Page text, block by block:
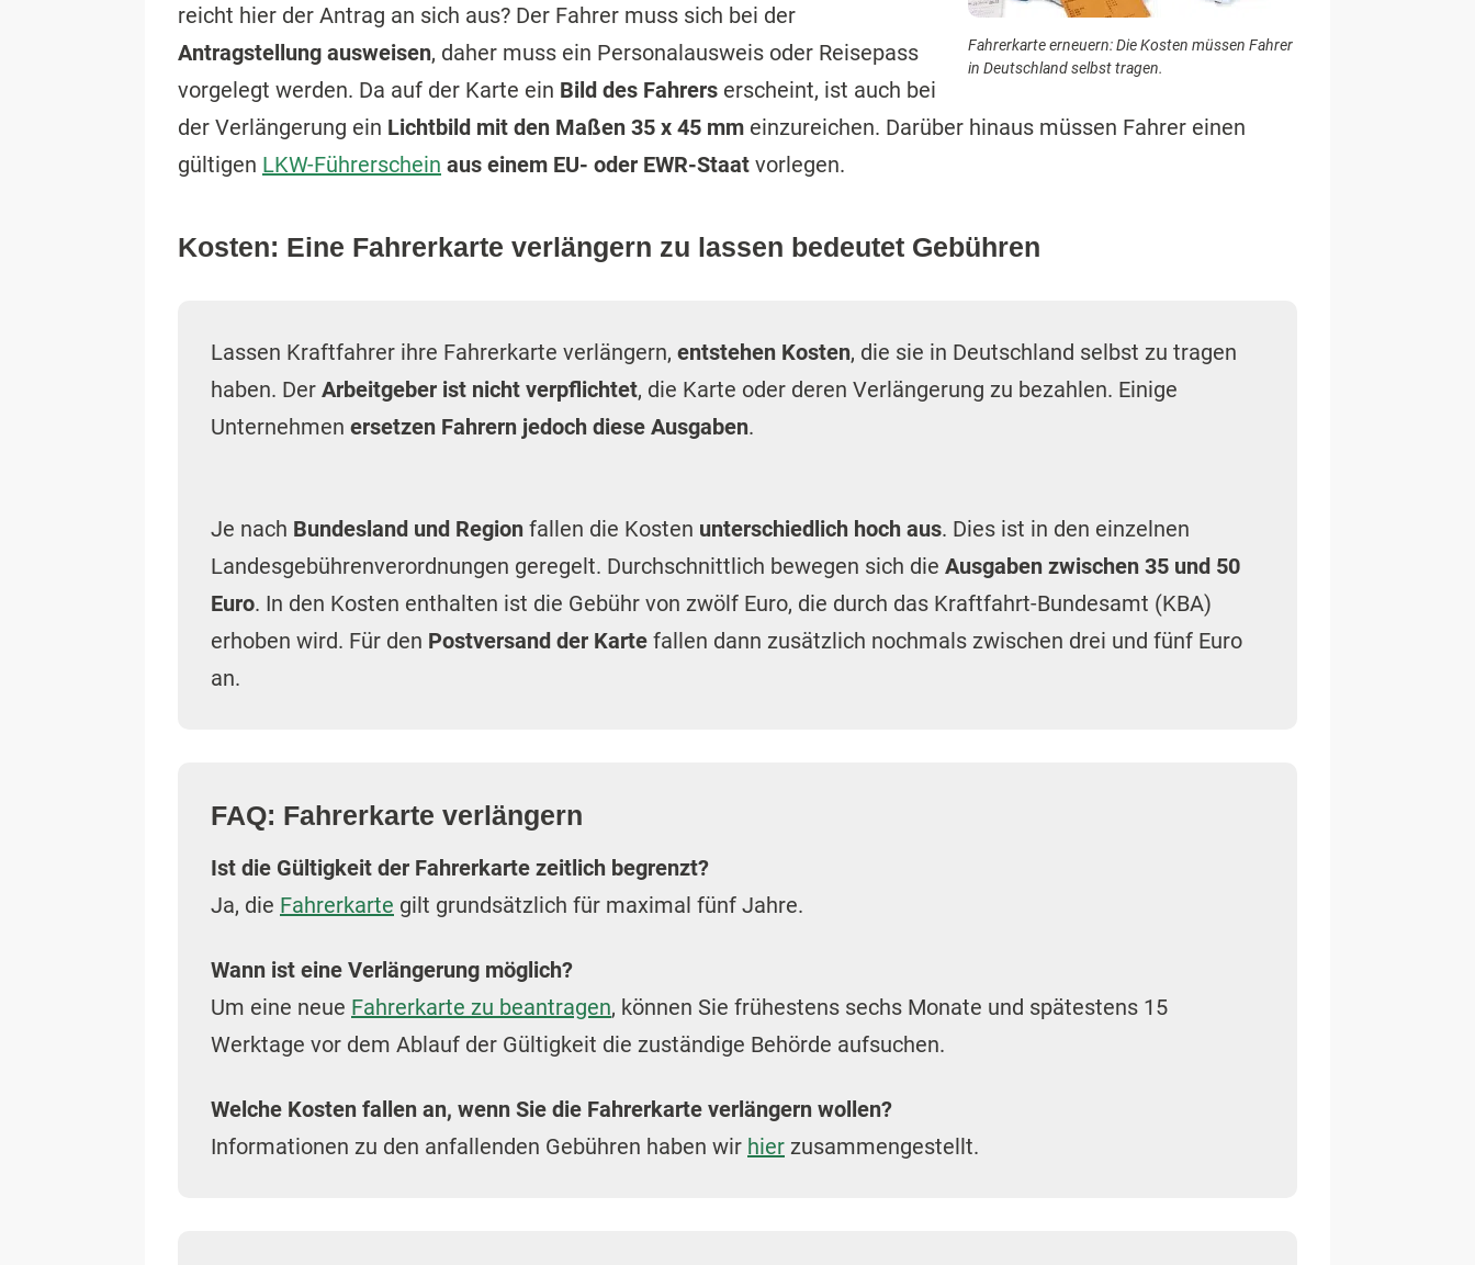
Fahrerkarte erneuern: Die Kosten müssen Fahrer
in Deutschland selbst tragen.
reicht hier der Antrag an sich aus? Der Fahrer muss sich bei der
Antragstellung ausweisen, daher muss ein Personalausweis oder Reisepass
vorgelegt werden. Da auf der Karte ein Bild des Fahrers erscheint, ist auch bei
der Verlängerung ein Lichtbild mit den Maßen 35 x 45 mm einzureichen. Darüber hinaus müssen Fahrer einen
gültigen LKW-Führerschein aus einem EU- oder EWR-Staat vorlegen.
Kosten: Eine Fahrerkarte verlängern zu lassen bedeutet Gebühren
Lassen Kraftfahrer ihre Fahrerkarte verlängern, entstehen Kosten, die sie in Deutschland selbst zu tragen
haben. Der Arbeitgeber ist nicht verpflichtet, die Karte oder deren Verlängerung zu bezahlen. Einige
Unternehmen ersetzen Fahrern jedoch diese Ausgaben.
Je nach Bundesland und Region fallen die Kosten unterschiedlich hoch aus. Dies ist in den einzelnen
Landesgebührenverordnungen geregelt. Durchschnittlich bewegen sich die Ausgaben zwischen 35 und 50
Euro. In den Kosten enthalten ist die Gebühr von zwölf Euro, die durch das Kraftfahrt-Bundesamt (KBA)
erhoben wird. Für den Postversand der Karte fallen dann zusätzlich nochmals zwischen drei und fünf Euro
an.
FAQ: Fahrerkarte verlängern
Ist die Gültigkeit der Fahrerkarte zeitlich begrenzt?
Ja, die Fahrerkarte gilt grundsätzlich für maximal fünf Jahre.
Wann ist eine Verlängerung möglich?
Um eine neue Fahrerkarte zu beantragen, können Sie frühestens sechs Monate und spätestens 15
Werktage vor dem Ablauf der Gültigkeit die zuständige Behörde aufsuchen.
Welche Kosten fallen an, wenn Sie die Fahrerkarte verlängern wollen?
Informationen zu den anfallenden Gebühren haben wir hier zusammengestellt.